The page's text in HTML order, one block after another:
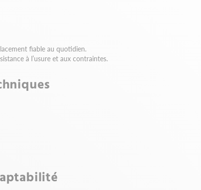
fiable au quotidien.
à l’usure et aux contraintes.